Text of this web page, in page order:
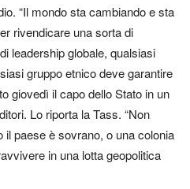
“Il mondo sta cambiando e sta
rivendicare una sorta di
leadership globale, qualsiasi
gruppo etnico deve garantire
giovedì il capo dello Stato in un
Lo riporta la Tass. “Non
paese è sovrano, o una colonia
in una lotta geopolitica